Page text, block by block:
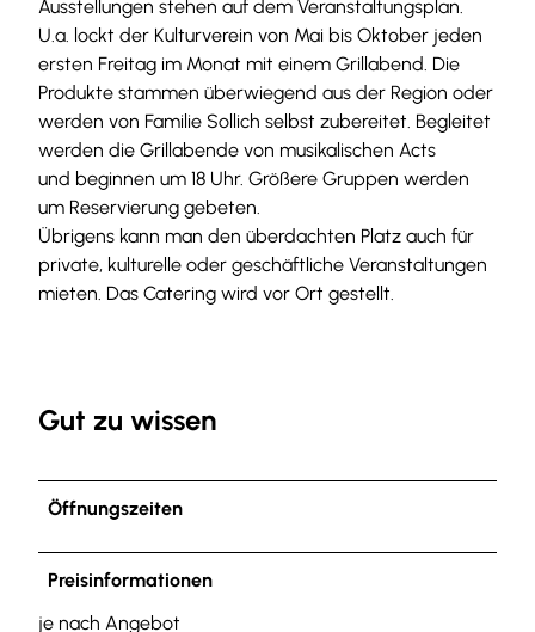
Ausstellungen stehen auf dem Veranstaltungsplan.
U.a. lockt der Kulturverein von Mai bis Oktober jeden
ersten Freitag im Monat mit einem Grillabend. Die
Produkte stammen überwiegend aus der Region oder
werden von Familie Sollich selbst zubereitet. Begleitet
werden die Grillabende von musikalischen Acts
und beginnen um 18 Uhr. Größere Gruppen werden
um Reservierung gebeten.
Übrigens kann man den überdachten Platz auch für
private, kulturelle oder geschäftliche Veranstaltungen
mieten. Das Catering wird vor Ort gestellt.
Gut zu wissen
Öffnungszeiten
Preisinformationen
je nach Angebot